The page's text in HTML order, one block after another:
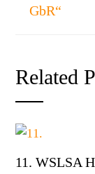
GbR“
Related
11. WSLSA